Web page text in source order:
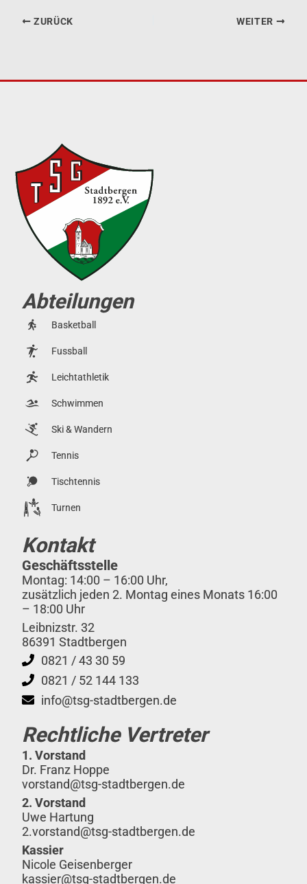
ZURÜCK WEITER
Abteilungen
Basketball
Fussball
Leichtathletik
Schwimmen
Ski & Wandern
Tennis
Tischtennis
Turnen
Kontakt
Geschäftsstelle
Montag: 14:00 – 16:00 Uhr,
zusätzlich jeden 2. Montag eines Monats 16:00
– 18:00 Uhr
Leibnizstr. 32
86391 Stadtbergen
0821 / 43 30 59
0821 / 52 144 133
info@tsg-stadtbergen.de
Rechtliche Vertreter
1. Vorstand
Dr. Franz Hoppe
vorstand@tsg-stadtbergen.de
2. Vorstand
Uwe Hartung
2.vorstand@tsg-stadtbergen.de
Kassier
Nicole Geisenberger
kassier@tsg-stadtbergen.de